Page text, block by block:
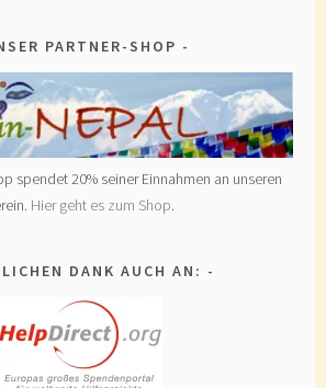
PARTNER-SHOP
spendet 20% seiner Einnahmen an unseren
Hier geht es zum Shop.
DANK AUCH AN: